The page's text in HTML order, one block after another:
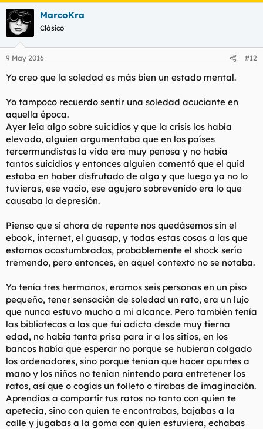
MarcoKra
Clásico
9 May 2016 #12
Yo creo que la soledad es más bien un estado mental.
Yo tampoco recuerdo sentir una soledad acuciante en
aquella época.
Ayer leía algo sobre suicidios y que la crisis los había
elevado, alguien argumentaba que en los países
tercermundistas la vida era muy penosa y no había
tantos suicidios y entonces alguien comentó que el quid
estaba en haber disfrutado de algo y que luego ya no lo
tuvieras, ese vacío, ese agujero sobrevenido era lo que
causaba la depresión.
Pienso que si ahora de repente nos quedásemos sin el
ebook, internet, el guasap, y todas estas cosas a las que
estamos acostumbrados, probablemente el shock sería
tremendo, pero entonces, en aquel contexto no se notaba.
Yo tenía tres hermanos, eramos seis personas en un piso
pequeño, tener sensación de soledad un rato, era un lujo
que nunca estuvo mucho a mi alcance. Pero también tenía
las bibliotecas a las que fui adicta desde muy tierna
edad, no había tanta prisa para ir a los sitios, en los
bancos había que esperar no porque se hubieran colgado
los ordenadores, sino porque tenían que hacer apuntes a
mano y los niños no tenían nintendo para entretener los
ratos, así que o cogías un folleto o tirabas de imaginación.
Aprendías a compartir tus ratos no tanto con quien te
apetecía, sino con quien te encontrabas, bajabas a la
calle y jugabas a la goma con quien estuviera, echabas